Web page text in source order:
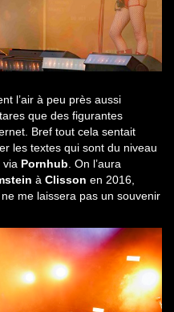
l’air à peu près aussi
que des figurantes
Bref tout cela sentait
les textes qui sont du niveau
via Pornhub . On l’aura
à Clisson en 2016,
me laissera pas un souvenir